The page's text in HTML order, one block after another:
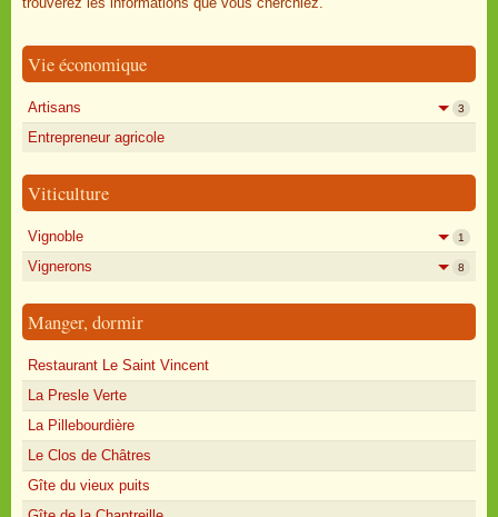
Vie économique
Artisans 3
Entrepreneur agricole
Viticulture
Vignoble 1
Vignerons 8
Manger, dormir
Restaurant Le Saint Vincent
La Presle Verte
La Pillebourdière
Le Clos de Châtres
Gîte du vieux puits